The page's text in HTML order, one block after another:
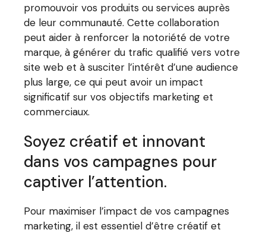
promouvoir vos produits ou services auprès
de leur communauté. Cette collaboration
peut aider à renforcer la notoriété de votre
marque, à générer du trafic qualifié vers votre
site web et à susciter l’intérêt d’une audience
plus large, ce qui peut avoir un impact
significatif sur vos objectifs marketing et
commerciaux.
Soyez créatif et innovant
dans vos campagnes pour
captiver l’attention.
Pour maximiser l’impact de vos campagnes
marketing, il est essentiel d’être créatif et